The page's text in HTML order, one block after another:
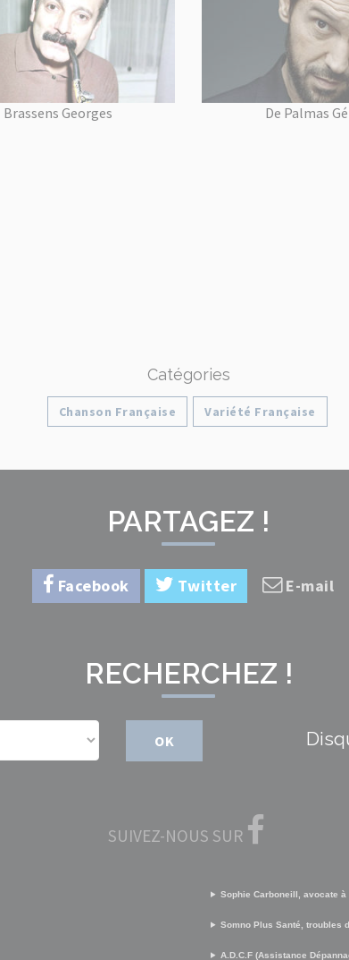
Brassens Georges De Palmas
Catégories
Chanson Française Variété Française
PARTAGEZ !
Facebook Twitter E-mail
RECHERCHEZ !
OK
SUIVEZ-NOUS SUR
Sophie Carboneill, avocate à
Somno Plus Santé, troubles
A.D.C.F (Assistance